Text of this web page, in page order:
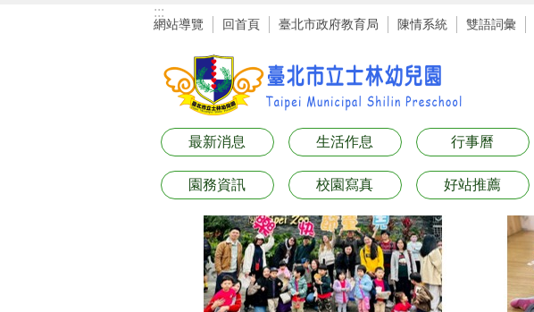
:::
網站導覽 回首頁 臺北市政府教育局 陳情系統 雙語詞彙
最新消息 生活作息 行事曆
園務資訊 校園寫真 好站推薦